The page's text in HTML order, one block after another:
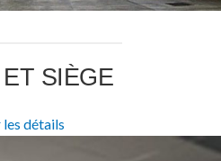
SIÈGE
détails